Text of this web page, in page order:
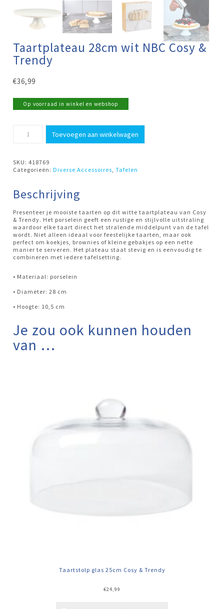
Taartplateau 28cm wit NBC Cosy &
Trendy
€36,99
Op voorraad in winkel en webshop
28cm
&
Trendy
Toevoegen aan winkelwagen
SKU:418769
Categorieën:Diverse Accessoires ,Tafelen
Beschrijving
Presenteer je mooiste taarten op dit witte taartplateau van Cosy
& Trendy. Het porselein geeft een rustige en stijlvolle uitstraling
waardoor elke taart direct het stralende middelpunt van de tafel
wordt. Niet alleen ideaal voor feestelijke taarten, maar ook
perfect om koekjes, brownies of kleine gebakjes op een nette
manier te serveren. Het plateau staat stevig en is eenvoudig te
combineren met iedere tafelsetting.
• Materiaal: porselein
• Diameter: 28 cm
• Hoogte: 10,5 cm
Je zou ook kunnen houden
van …
Taartstolp glas 25cm Cosy & Trendy
€24,99